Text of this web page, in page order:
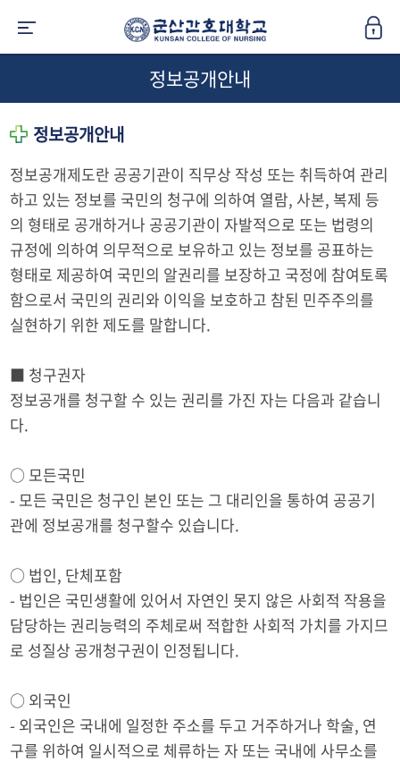
정보공개안내
정보공개안내
정보공개제도란 공공기관이 직무상 작성 또는 취득하여 관리
하고 있는 정보를 국민의 청구에 의하여 열람, 사본, 복제 등
의 형태로 공개하거나 공공기관이 자발적으로 또는 법령의
규정에 의하여 의무적으로 보유하고 있는 정보를 공표하는
형태로 제공하여 국민의 알권리를 보장하고 국정에 참여토록
함으로서 국민의 권리와 이익을 보호하고 참된 민주주의를
실현하기 위한 제도를 말합니다.
■ 청구권자
정보공개를 청구할 수 있는 권리를 가진 자는 다음과 같습니
다.
○ 모든국민
- 모든 국민은 청구인 본인 또는 그 대리인을 통하여 공공기
관에 정보공개를 청구할수 있습니다.
○ 법인, 단체포함
- 법인은 국민생활에 있어서 자연인 못지 않은 사회적 작용을
담당하는 권리능력의 주체로써 적합한 사회적 가치를 가지므
로 성질상 공개청구권이 인정됩니다.
○ 외국인
- 외국인은 국내에 일정한 주소를 두고 거주하거나 학술, 연
구를 위하여 일시적으로 체류하는 자 또는 국내에 사무소를